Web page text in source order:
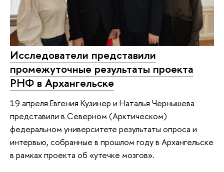
Исследователи представили
промежуточные результаты проекта
РНФ в Архангельске
19 апреля Евгения Кузинер и Наталья Чернышева
представили в Северном (Арктическом)
федеральном университете результаты опроса и
интервью, собранные в прошлом году в Архангельске
в рамках проекта об «утечке мозгов».